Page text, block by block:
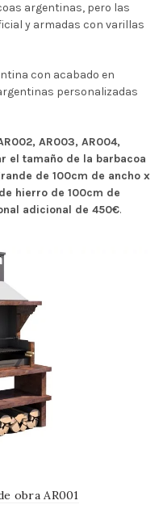
argentinas, pero las
y armadas con varillas
con acabado en
personalizadas
AR003, AR004,
el tamaño de la barbacoa
de 100cm de ancho x
hierro de 100cm de
adicional de 450€.
obra AR001